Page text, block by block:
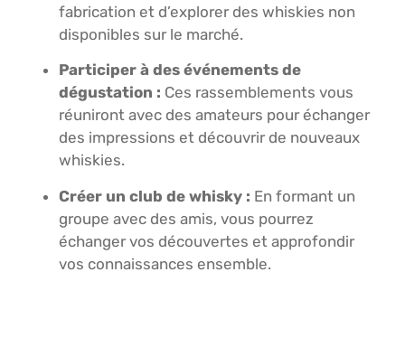
fabrication et d’explorer des whiskies non
disponibles sur le marché.
Participer à des événements de
dégustation : Ces rassemblements vous
réuniront avec des amateurs pour échanger
des impressions et découvrir de nouveaux
whiskies.
Créer un club de whisky : En formant un
groupe avec des amis, vous pourrez
échanger vos découvertes et approfondir
vos connaissances ensemble.